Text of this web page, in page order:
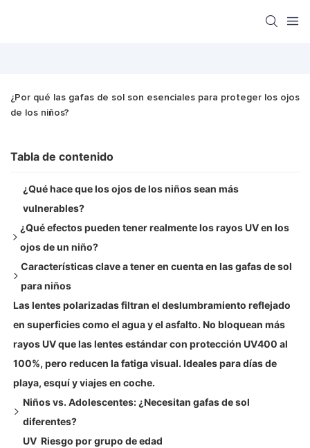
¿Por qué las gafas de sol son esenciales para proteger los ojos
de los niños?
Tabla de contenido
¿Qué hace que los ojos de los niños sean más
vulnerables?
¿Qué efectos pueden tener realmente los rayos UV en los
ojos de un niño?
Fotoqueratitis
Cataratas
Pterigión
Degeneración macular
Características clave a tener en cuenta en las gafas de sol
para niños
1. Protección 100% UV400
Esto es algo que no podemos pasar por alto. El término
UV400 significa que las lentes bloquean toda la luz con
longitudes de onda de hasta 400 nanómetros. Si no indica
UV400 o protección UV del 100 %, no debería comprarlas.
2. Lentes de policarbonato
Los niños son niños: se caen, tiran cosas y se sientan sobre
ellas. Las lentes de policarbonato son excelentes porque
Las lentes polarizadas filtran el deslumbramiento reflejado
en superficies como el agua y el asfalto. No bloquean más
rayos UV que las lentes estándar con protección UV400 al
100%, pero reducen la fatiga visual. Ideales para días de
playa, esquí y viajes en coche.
Niños vs. Adolescentes: ¿Necesitan gafas de sol
diferentes?
Niños pequeños (de 0 a 3 años)
UV Riesgo por grupo de edad